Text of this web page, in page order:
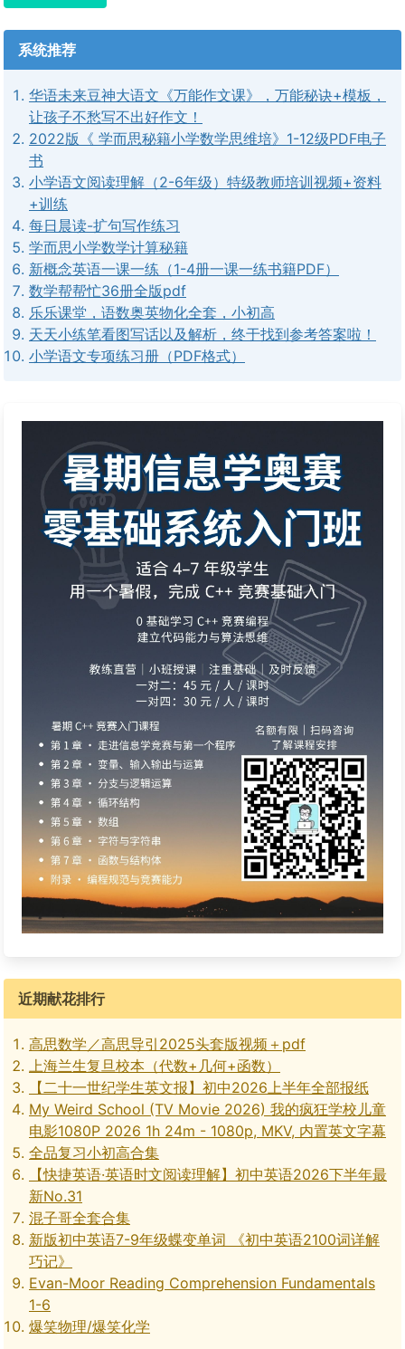
系统推荐
华语未来豆神大语文《万能作文课》，万能秘诀+模板，
让孩子不愁写不出好作文！
2022版《 学而思秘籍小学数学思维培》1-12级PDF电子
书
小学语文阅读理解（2-6年级）特级教师培训视频+资料
+训练
每日晨读-扩句写作练习
学而思小学数学计算秘籍
新概念英语一课一练（1-4册一课一练书籍PDF）
数学帮帮忙36册全版pdf
乐乐课堂，语数奥英物化全套，小初高
天天小练笔看图写话以及解析，终于找到参考答案啦！
小学语文专项练习册（PDF格式）
近期献花排行
高思数学／高思导引2025头套版视频＋pdf
上海兰生复旦校本（代数+几何+函数）
【二十一世纪学生英文报】初中2026上半年全部报纸
My Weird School (TV Movie 2026) 我的疯狂学校儿童
电影1080P 2026 1h 24m - 1080p, MKV, 内置英文字幕
全品复习小初高合集
【快捷英语·英语时文阅读理解】初中英语2026下半年最
新No.31
混子哥全套合集
新版初中英语7-9年级蝶变单词 《初中英语2100词详解
巧记》
Evan-Moor Reading Comprehension Fundamentals
1-6
爆笑物理/爆笑化学